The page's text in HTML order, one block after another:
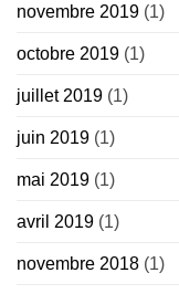
novembre 2019 (1)
octobre 2019 (1)
juillet 2019 (1)
juin 2019 (1)
mai 2019 (1)
avril 2019 (1)
novembre 2018 (1)